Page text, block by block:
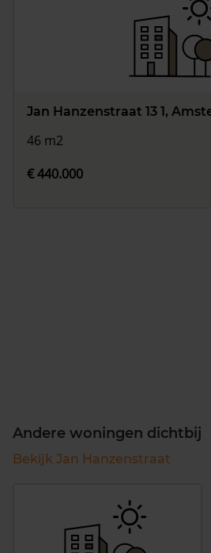
Jan Hanzenstraat 13 1,
46 m2
€ 440.000
Andere woningen dichtbij
Bekijk Jan Hanzenstraat